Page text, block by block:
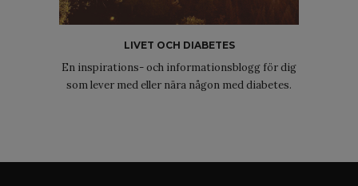
LIVET OCH DIABETES
En inspirations- och informationsblogg för dig
som lever med eller nära någon med diabetes.